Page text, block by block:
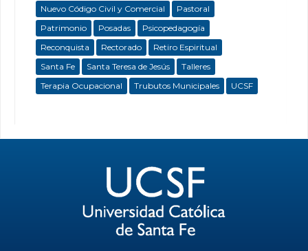
Nuevo Código Civil y Comercial
Pastoral
Patrimonio
Posadas
Psicopedagogía
Reconquista
Rectorado
Retiro Espiritual
Santa Fe
Santa Teresa de Jesús
Talleres
Terapia Ocupacional
Trubutos Municipales UCSF